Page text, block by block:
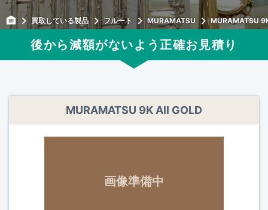
買取している製品 フルート MURAMATSU MURAMATSU
後から減額がないよう正確お見積り
MURAMATSU 9K All GOLD
画像準備中